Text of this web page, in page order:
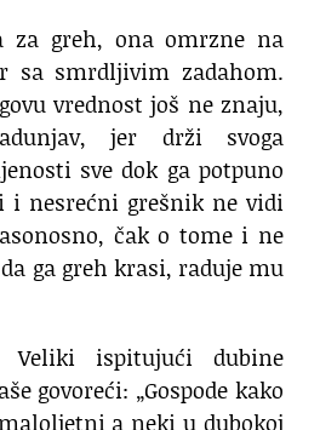
za greh, ona omrzne na
sa smrdljivim zadahom.
vrednost još ne znaju,
jer drži svoga
sve dok ga potpuno
i nesrećni grešnik ne vidi
čak o tome i ne
ga greh krasi, raduje mu
Veliki ispitujući dubine
govoreći: „Gospode kako
a neki u dubokoj